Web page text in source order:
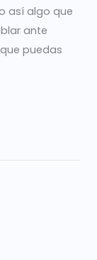
así algo que
ante
puedas